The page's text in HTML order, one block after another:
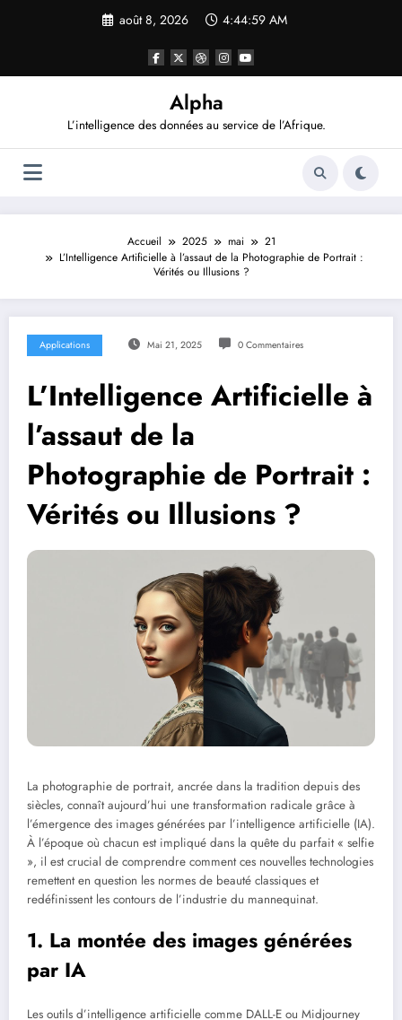
août 8, 2026 4:45:00 AM
Alpha
L’intelligence des données au service de l’Afrique.
Accueil 2025 mai
21
L’Intelligence Artificielle à l’assaut de la Photographie de Portrait :
Vérités ou Illusions ?
Applications Mai 21, 2025 0 Commentaires
L’Intelligence Artificielle à
l’assaut de la
Photographie de Portrait :
Vérités ou Illusions ?
La photographie de portrait, ancrée dans la tradition depuis des
siècles, connaît aujourd’hui une transformation radicale grâce à
l’émergence des images générées par l’intelligence artificielle (IA).
À l’époque où chacun est impliqué dans la quête du parfait « selfie
», il est crucial de comprendre comment ces nouvelles technologies
remettent en question les normes de beauté classiques et
redéfinissent les contours de l’industrie du mannequinat.
1. La montée des images générées
par IA
Les outils d’intelligence artificielle comme DALL-E ou Midjourney